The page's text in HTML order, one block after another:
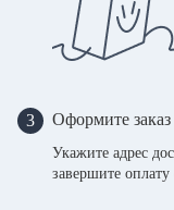
3 Оформите
Укажите адрес
завершите